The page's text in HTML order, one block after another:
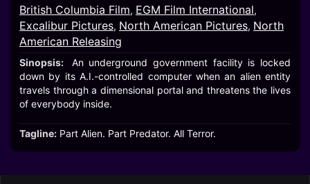
British Columbia Film, EGM Film International,
Excalibur Pictures, North American Pictures, North
American Releasing
Sinopsis:
An underground government facility is locked
down by its A.I.-controlled computer when an alien entity
travels through a dimensional portal and threatens the lives
of everybody inside.
Tagline: Part Alien. Part Predator. All Terror.